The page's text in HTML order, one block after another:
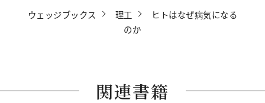
ウェッジブックス 理工
ヒトはなぜ病気になる
のか
関連書籍